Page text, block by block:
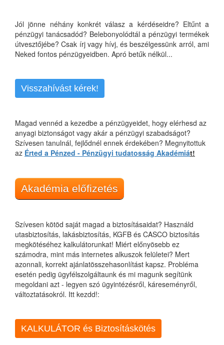
Jól jönne néhány konkrét válasz a kérdéseidre? Eltűnt a
pénzügyi tanácsadód? Belebonyolódtál a pénzügyi termékek
útvesztőjébe? Csak írj vagy hívj, és beszélgessünk arról, ami
Neked fontos pénzügyeidben. Apró betűk nélkül...
Visszahívást kérek!
Magad vennéd a kezedbe a pénzügyeidet, hogy elérhesd az
anyagi biztonságot vagy akár a pénzügyi szabadságot?
Szívesen tanulnál, fejlődnél ennek érdekében? Megnyitottuk
az Érted a Pénzed - Pénzügyi tudatosság Akadémiát!
Akadémia előfizetés
Szívesen kötöd saját magad a biztosításaidat? Használd
utasbiztosítás, lakásbiztosítás, KGFB és CASCO biztosítás
megkötéséhez kalkulátorunkat! Miért előnyösebb ez
számodra, mint más internetes alkuszok felületei? Mert
azonnali, korrekt ajánlatösszehasonlítást kapsz. Probléma
esetén pedig ügyfélszolgáltaunk és mi magunk segítünk
megoldani azt - legyen szó ügyintézésről, káreseményről,
változtatásokról. Itt kezdd!:
KALKULÁTOR és Biztosításkötés